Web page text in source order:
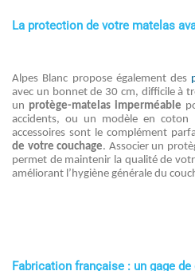
La protection de votre matelas
Alpes Blanc propose également des
avec un bonnet de 30 cm, difficile à
un protège-matelas imperméable
accidents, ou un modèle en
accessoires sont le complément
de votre couchage. Associer un
permet de maintenir la qualité de
améliorant l’hygiène générale du
Fabrication française : un gage